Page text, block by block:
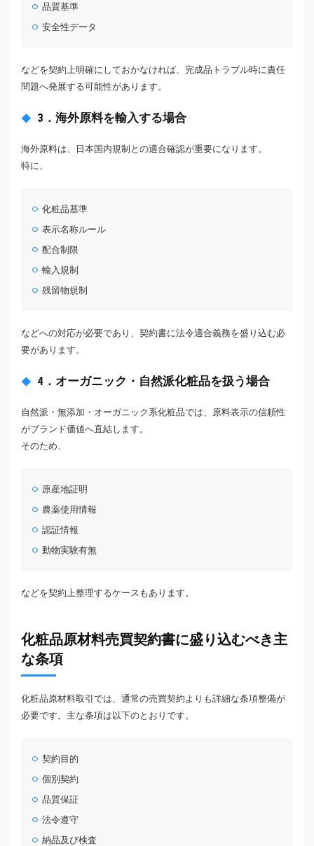
品質基準
安全性データ
などを契約上明確にしておかなければ、完成品トラブル時に責任
問題へ発展する可能性があります。
3．海外原料を輸入する場合
海外原料は、日本国内規制との適合確認が重要になります。
特に、
化粧品基準
表示名称ルール
配合制限
輸入規制
残留物規制
などへの対応が必要であり、契約書に法令適合義務を盛り込む必
要があります。
4．オーガニック・自然派化粧品を扱う場合
自然派・無添加・オーガニック系化粧品では、原料表示の信頼性
がブランド価値へ直結します。
そのため、
原産地証明
農薬使用情報
認証情報
動物実験有無
などを契約上整理するケースもあります。
化粧品原材料売買契約書に盛り込むべき主
な条項
化粧品原材料取引では、通常の売買契約よりも詳細な条項整備が
必要です。主な条項は以下のとおりです。
契約目的
個別契約
品質保証
法令遵守
納品及び検査